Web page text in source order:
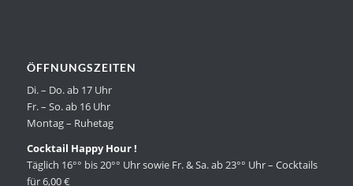
ÖFFNUNGSZEITEN
Di. – Do. ab 17 Uhr
Fr. – So. ab 16 Uhr
Montag – Ruhetag
Cocktail Happy Hour !
Täglich 16°° bis 20°° Uhr sowie Fr. & Sa. ab 23°° Uhr – Cocktails
für 6,00 €